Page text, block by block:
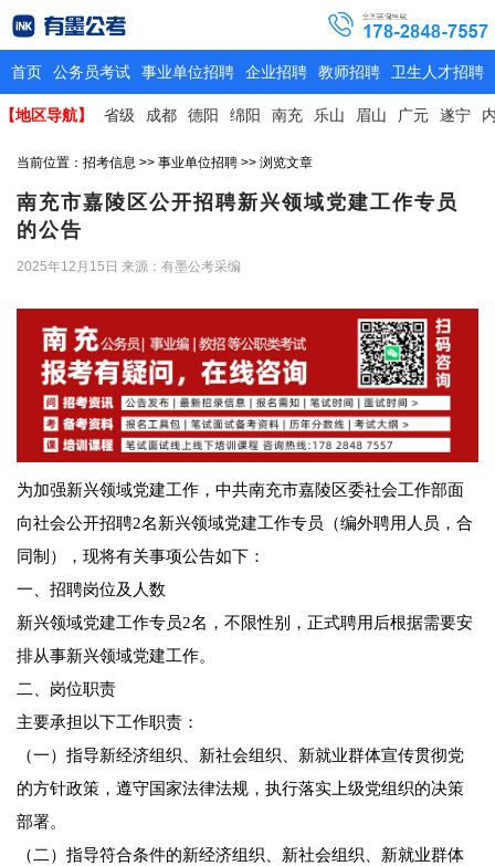
首页 公务员考试 事业单位招聘 企业招聘 教师招聘 卫生人才招聘
【地区导航】 省级 成都 德阳 绵阳 南充 乐山 眉山 广元 遂宁
当前位置： 招考信息 >> 事业单位招聘 >> 浏览文章
南充市嘉陵区公开招聘新兴领域党建工作专员
的公告
2025年12月15日 来源：有墨公考采编
为加强新兴领域党建工作，中共南充市嘉陵区委社会工作部面
向社会公开招聘2名新兴领域党建工作专员（编外聘用人员，合
同制），现将有关事项公告如下：
一、招聘岗位及人数
新兴领域党建工作专员2名，不限性别，正式聘用后根据需要安
排从事新兴领域党建工作。
二、岗位职责
主要承担以下工作职责：
（一）指导新经济组织、新社会组织、新就业群体宣传贯彻党
的方针政策，遵守国家法律法规，执行落实上级党组织的决策
部署。
（二）指导符合条件的新经济组织、新社会组织、新就业群体